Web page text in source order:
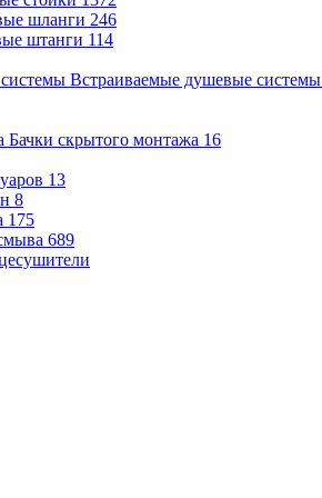
шланги 246
штанги 114
Встраиваемые душевые системы
Бачки скрытого монтажа 16
13
8
175
689